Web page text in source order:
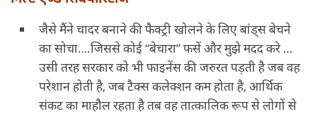
जैसे मैंने चादर बनाने की फैक्ट्री खोलने के लिए बांड्स बेचने
का सोचा….जिससे कोई “बेचारा” फसें और मुझे मदद करे …
उसी तरह सरकार को भी फाइनेंस की जरुरत पड़ती है जब वह
परेशान होती है, जब टैक्स कलेक्शन कम होता है, आर्थिक
संकट का माहौल रहता है तब वह तात्कालिक रूप से लोगों से